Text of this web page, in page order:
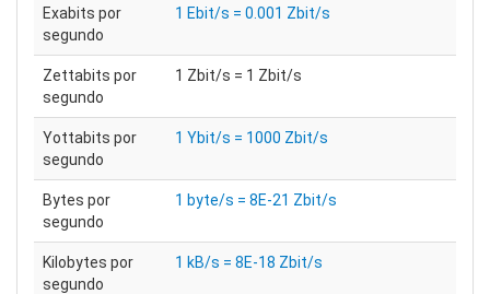
Exabits por
segundo
1 Ebit/s = 0.001 Zbit/s
Zettabits por
segundo
1 Zbit/s = 1 Zbit/s
Yottabits por
segundo
1 Ybit/s = 1000 Zbit/s
Bytes por
segundo
1 byte/s = 8E-21 Zbit/s
Kilobytes por
segundo
1 kB/s = 8E-18 Zbit/s